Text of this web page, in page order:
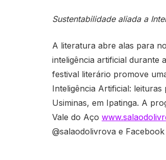
Sustentabilidade aliada a
A literatura abre alas para
inteligência artificial durante
festival literário promove
Inteligência Artificial:
Usiminas, em Ipatinga. A
Vale do Aço
@salaodolivrova e